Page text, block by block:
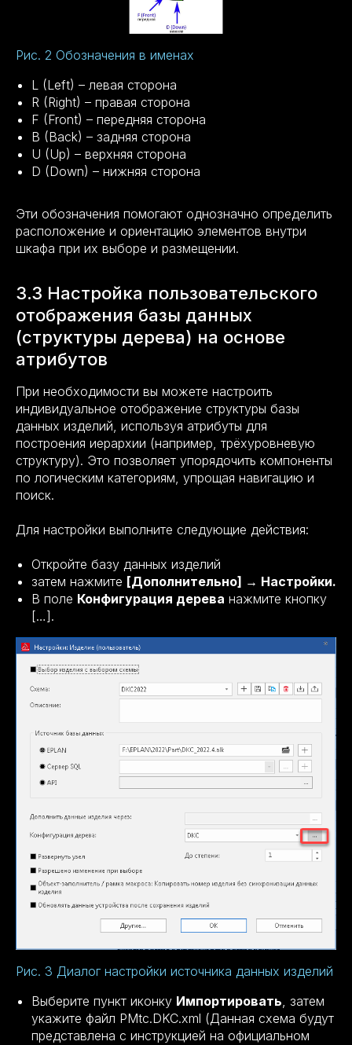
Рис. 2 Обозначения в именах
L (Left) – левая сторона
R (Right) – правая сторона
F (Front) – передняя сторона
B (Back) – задняя сторона
U (Up) – верхняя сторона
D (Down) – нижняя сторона
Эти обозначения помогают однозначно определить
расположение и ориентацию элементов внутри
шкафа при их выборе и размещении.
3.3 Настройка пользовательского
отображения базы данных
(структуры дерева) на основе
атрибутов
При необходимости вы можете настроить
индивидуальное отображение структуры базы
данных изделий, используя атрибуты для
построения иерархии (например, трёхуровневую
структуру). Это позволяет упорядочить компоненты
по логическим категориям, упрощая навигацию и
поиск.
Для настройки выполните следующие действия:
Откройте базу данных изделий
затем нажмите [Дополнительно] → Настройки.
В поле Конфигурация дерева нажмите кнопку
[…].
Рис. 3 Диалог настройки источника данных изделий
Выберите пункт иконку Импортировать , затем
укажите файл PMtc.DKC.xml (Данная схема будут
представлена с инструкцией на официальном